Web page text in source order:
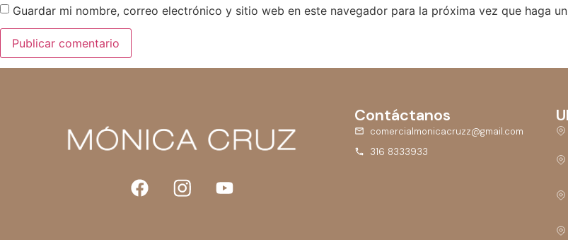
Guardar mi nombre, correo electrónico y sitio web en este navegador para la próxima vez que haga
Contáctanos
comercialmonicacruzz@gmail.com
316 8333933